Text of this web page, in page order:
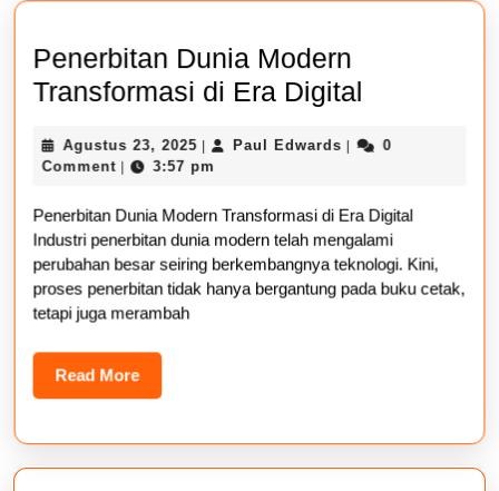
Penerbitan Dunia Modern
Transformasi di Era Digital
Modern
di
Era
Digital
Agustus 23, 2025Agustus
23,
Paul Edwards Paul 0
Comment
3:57 pm
Penerbitan Dunia Modern Transformasi di Era Digital
Industri penerbitan dunia modern telah mengalami
perubahan besar seiring berkembangnya teknologi. Kini,
proses penerbitan tidak hanya bergantung pada buku cetak,
tetapi juga merambah
Read MoreRead
More